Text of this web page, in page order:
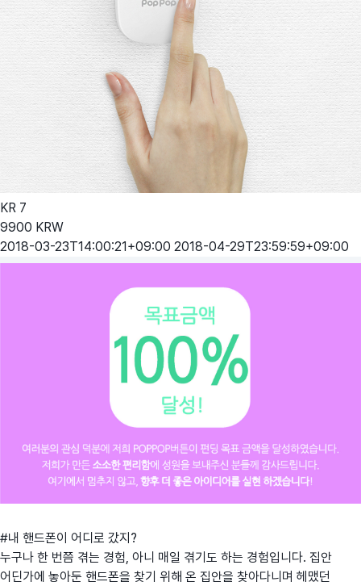
KR 7
9900 KRW
2018-03-23T14:00:21+09:00 2018-04-29T23:59:59+09:00
#내 핸드폰이 어디로 갔지?
누구나 한 번쯤 겪는 경험, 아니 매일 겪기도 하는 경험입니다. 집안
어딘가에 놓아둔 핸드폰을 찾기 위해 온 집안을 찾아다니며 헤맸던